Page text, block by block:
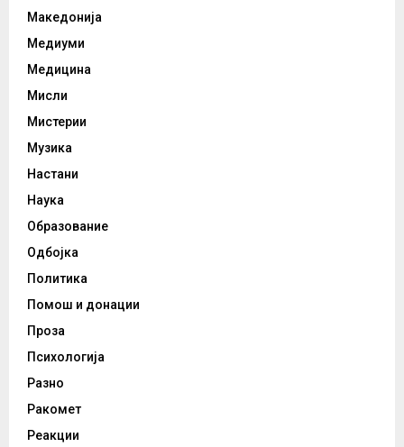
Македонија
Медиуми
Медицина
Мисли
Мистерии
Музика
Настани
Наука
Образование
Одбојка
Политика
Помош и донации
Проза
Психологија
Разно
Ракомет
Реакции